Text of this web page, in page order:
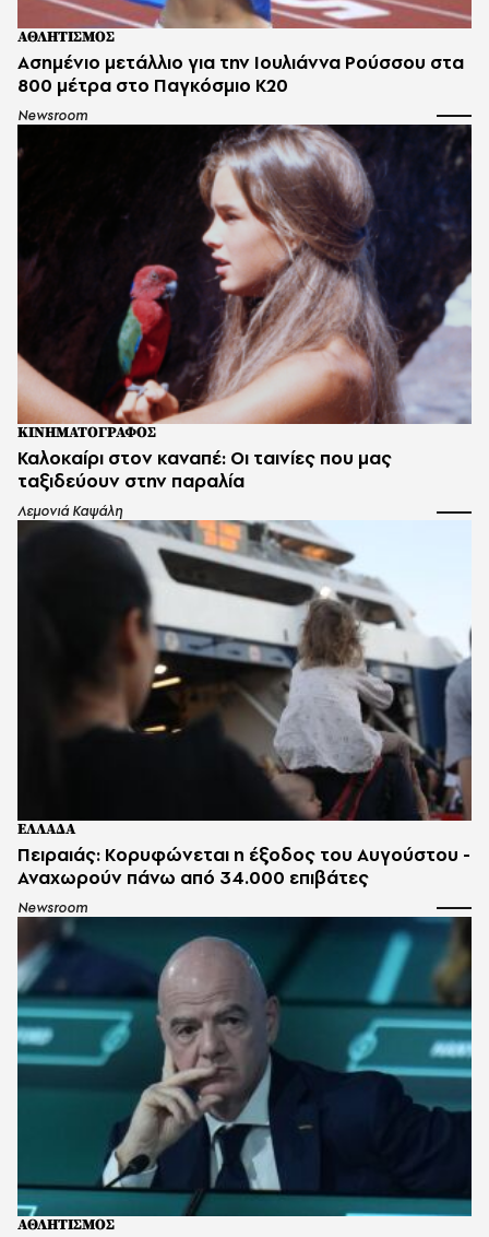
ΑΘΛΗΤΙΣΜΟΣ
Ασημένιο μετάλλιο για την Ιουλιάννα Ρούσσου στα
800 μέτρα στο Παγκόσμιο Κ20
Newsroom
ΚΙΝΗΜΑΤΟΓΡΑΦΟΣ
Καλοκαίρι στον καναπέ: Οι ταινίες που μας
ταξιδεύουν στην παραλία
Λεμονιά Καψάλη
ΕΛΛΑΔΑ
Πειραιάς: Κορυφώνεται η έξοδος του Αυγούστου -
Αναχωρούν πάνω από 34.000 επιβάτες
Newsroom
ΑΘΛΗΤΙΣΜΟΣ